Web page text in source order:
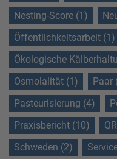
Nesting-Score (1)
Öffentlichkeitsarbeit (1)
Ökologische
Osmolalität (1)
Paar
Pasteurisierung (4)
Praxisbericht (10)
Schweden (2)